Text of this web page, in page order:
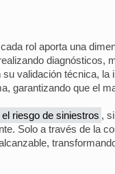
rol aporta una
diagnósticos,
validación técnica, la
garantizando que el
riesgo de siniestros ,
Solo a través de la